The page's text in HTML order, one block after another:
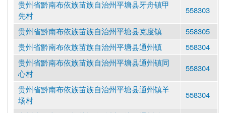
贵州省黔南布依族苗族自治州平塘县牙舟镇甲
先村
558303
贵州省黔南布依族苗族自治州平塘县克度镇
558305
贵州省黔南布依族苗族自治州平塘县通州镇
558304
贵州省黔南布依族苗族自治州平塘县通州镇同
心村
558304
贵州省黔南布依族苗族自治州平塘县通州镇羊
场村
558304